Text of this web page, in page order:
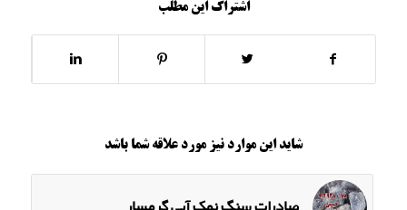
اشتراک این مطلب
شاید این موارد نیز مورد علاقه شما باشد